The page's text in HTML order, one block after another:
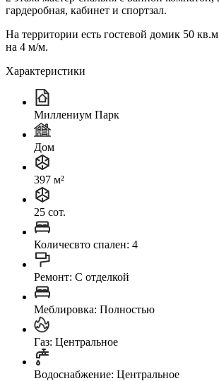
гардеробная, кабинет и спортзал.
На территории есть гостевой домик 50
на 4 м/м.
Характеристики
Миллениум Парк
Дом
397 м²
25 сот.
Количесвто спален: 4
Ремонт: C отделкой
Меблировка: Полностью
Газ: Центральное
Водоснабжение: Центральное